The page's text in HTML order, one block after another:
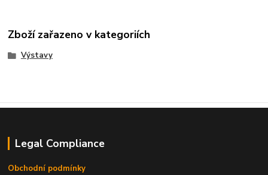
Zboží zařazeno v kategoriích
Výstavy
Legal Compliance
Obchodní podmínky